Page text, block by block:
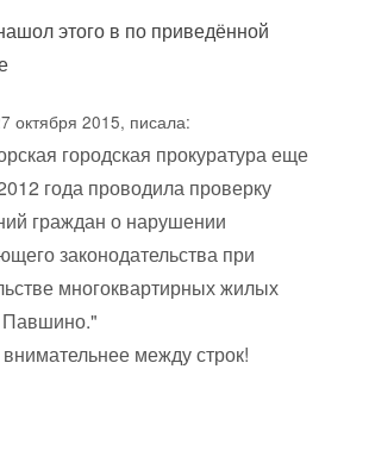
этого в по приведённой
октября 2015, писала:
городская прокуратура еще
года проводила проверку
граждан о нарушении
законодательства при
многоквартирных жилых
между строк!